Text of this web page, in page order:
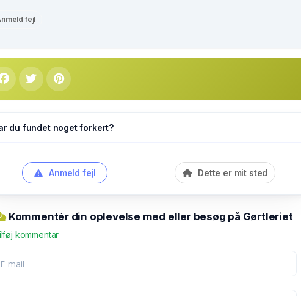
fejl
du fundet noget forkert?
Anmeld fejl Dette er mit sted
Kommentér din oplevelse med eller besøg på Gørtleriet
kommentar